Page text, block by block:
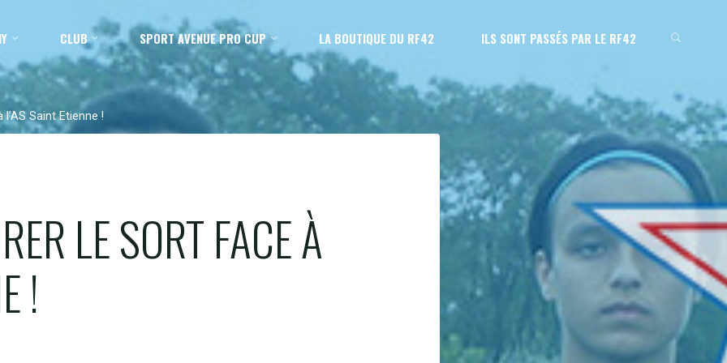
CLUB SPORT AVENUE PRO CUP LA BOUTIQUE DU RF42 ILS SONT PASSÉS PAR LE RF42
Saint Etienne !
LE SORT FACE À
!